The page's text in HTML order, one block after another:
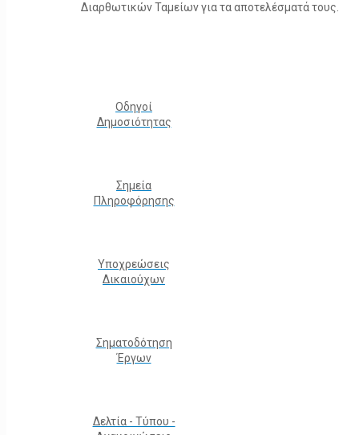
Διαρθωτικών Ταμείων για τα αποτελέσματά τους.
Οδηγοί
Δημοσιότητας
Σημεία
Πληροφόρησης
Υποχρεώσεις
Δικαιούχων
Σηματοδότηση
Έργων
Δελτία - Τύπου -